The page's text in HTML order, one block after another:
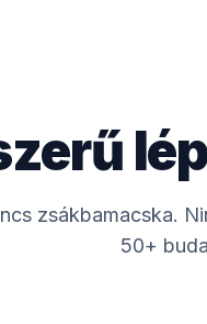
zsákbamacska.
50+